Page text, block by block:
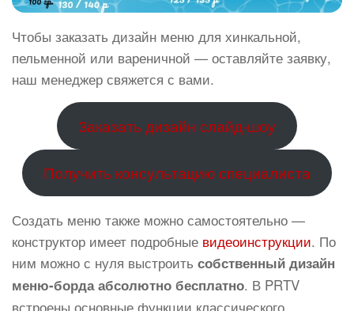
Чтобы заказать дизайн меню для хинкальной,
пельменной или вареничной — оставляйте заявку,
наш менеджер свяжется с вами.
Заказать дизайн слайд-шоу
Получить консультацию специалиста
Создать меню также можно самостоятельно —
конструктор имеет подробные видеоинструкции. По
ним можно с нуля выстроить собственный дизайн
меню-борда абсолютно бесплатно. В PRTV
встроены основные функции классического